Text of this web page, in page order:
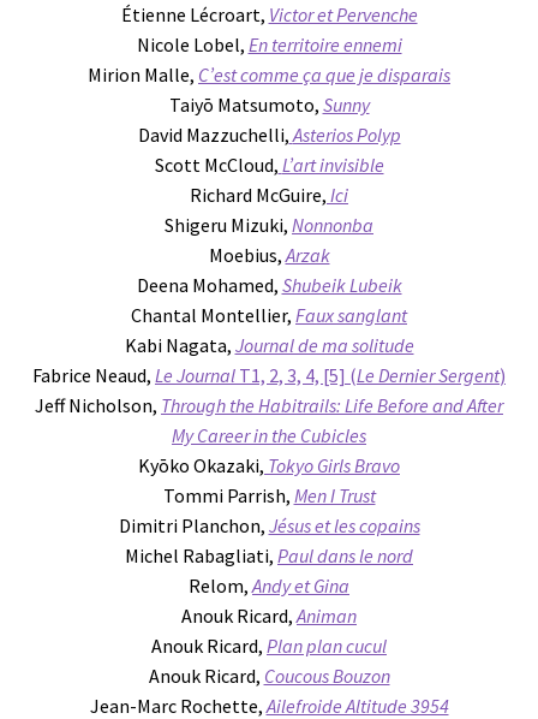
Étienne Lécroart, Victor et Pervenche
Nicole Lobel, En territoire ennemi
Mirion Malle, C’est comme ça que je disparais
Taiyō Matsumoto, Sunny
David Mazzuchelli, Asterios Polyp
Scott McCloud, L’art invisible
Richard McGuire, Ici
Shigeru Mizuki, Nonnonba
Moebius, Arzak
Deena Mohamed, Shubeik Lubeik
Chantal Montellier, Faux sanglant
Kabi Nagata, Journal de ma solitude
Fabrice Neaud, Le Journal T1, 2, 3, 4, [5] (Le Dernier Sergent)
Jeff Nicholson, Through the Habitrails: Life Before and After
My Career in the Cubicles
Kyōko Okazaki, Tokyo Girls Bravo
Tommi Parrish, Men I Trust
Dimitri Planchon, Jésus et les copains
Michel Rabagliati, Paul dans le nord
Relom, Andy et Gina
Anouk Ricard, Animan
Anouk Ricard, Plan plan cucul
Anouk Ricard, Coucous Bouzon
Jean-Marc Rochette, Ailefroide Altitude 3954